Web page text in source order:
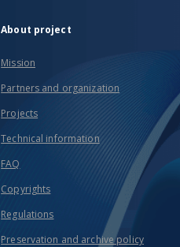
About project
Mission
Partners and organization
Projects
Technical information
FAQ
Copyrights
Regulations
Preservation and archive policy